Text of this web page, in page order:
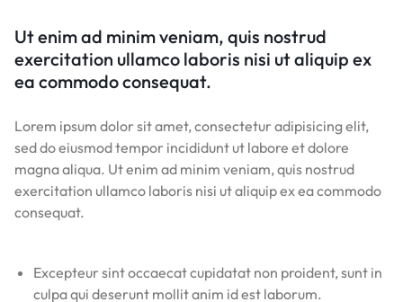
Ut enim ad minim veniam, quis nostrud
exercitation ullamco laboris nisi ut aliquip ex
ea commodo consequat.
Lorem ipsum dolor sit amet, consectetur adipisicing elit,
sed do eiusmod tempor incididunt ut labore et dolore
magna aliqua. Ut enim ad minim veniam, quis nostrud
exercitation ullamco laboris nisi ut aliquip ex ea commodo
consequat.
Excepteur sint occaecat cupidatat non proident, sunt in
culpa qui deserunt mollit anim id est laborum.